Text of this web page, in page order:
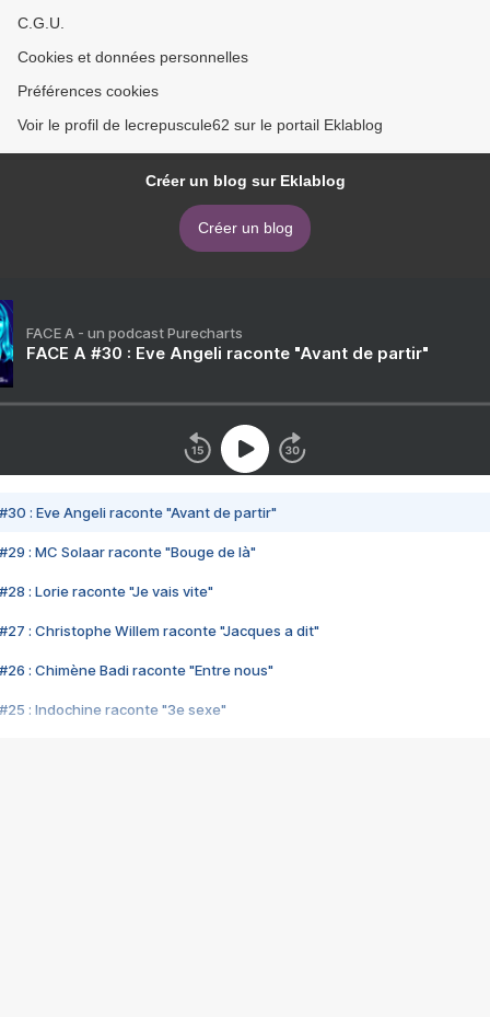
C.G.U.
Cookies et données personnelles
Préférences cookies
Voir le profil de lecrepuscule62 sur le portail Eklablog
Créer un blog sur Eklablog
Créer un blog
FACE A - un podcast Purecharts
FACE A #30 : Eve Angeli raconte "Avant de partir"
#30 : Eve Angeli raconte "Avant de partir"
#29 : MC Solaar raconte "Bouge de là"
#28 : Lorie raconte "Je vais vite"
#27 : Christophe Willem raconte "Jacques a dit"
#26 : Chimène Badi raconte "Entre nous"
#25 : Indochine raconte "3e sexe"